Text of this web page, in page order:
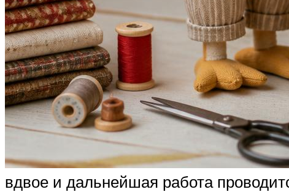
вдвое и дальнейшая работа